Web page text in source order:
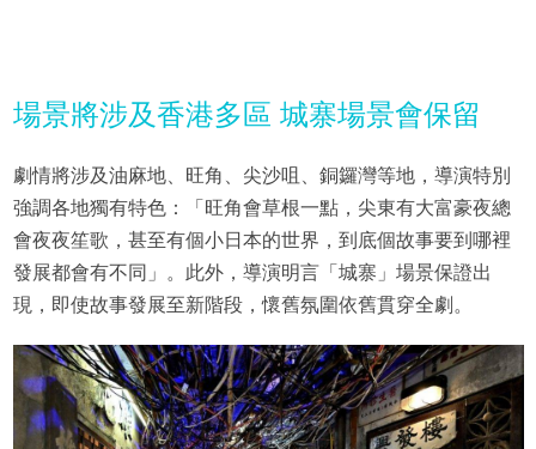
場景將涉及香港多區 城寨場景會保留
劇情將涉及油麻地、旺角、尖沙咀、銅鑼灣等地，導演特別
強調各地獨有特色：「旺角會草根一點，尖東有大富豪夜總
會夜夜笙歌，甚至有個小日本的世界，到底個故事要到哪裡
發展都會有不同」。此外，導演明言「城寨」場景保證出
現，即使故事發展至新階段，懷舊氛圍依舊貫穿全劇。